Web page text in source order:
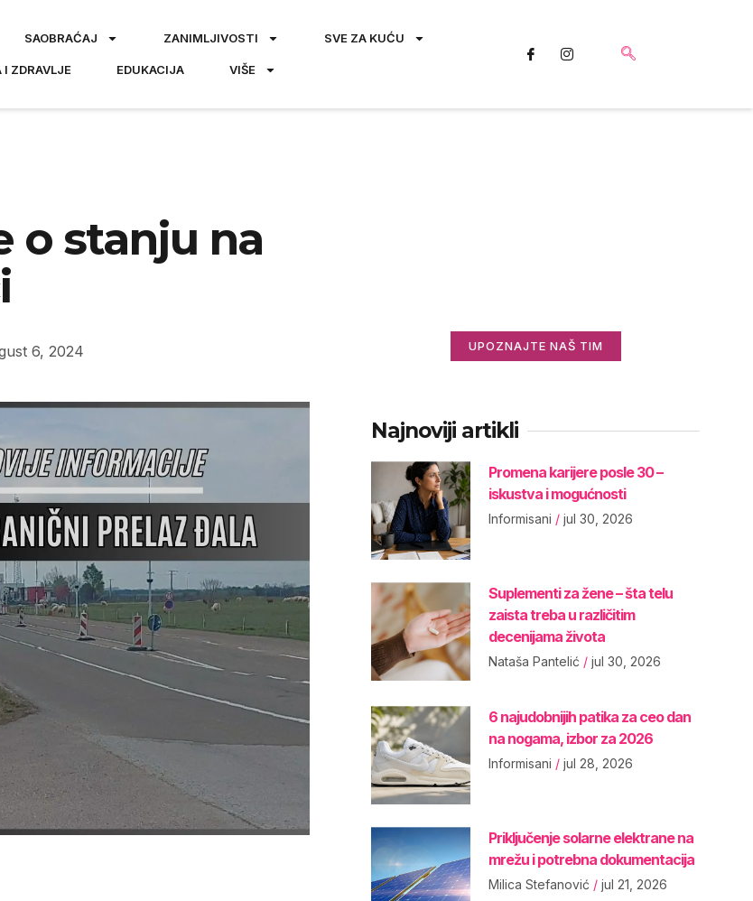
SAOBRAĆAJ ZANIMLJIVOSTI SVE ZA KUĆU
I ZDRAVLJE EDUKACIJA VIŠE
o stanju na
6, 2024 UPOZNAJTE NAŠ TIM
Najnoviji artikli
Promena karijere posle 30 –
iskustva i mogućnosti
Informisani jul 30, 2026
Suplementi za žene – šta telu
zaista treba u različitim
decenijama života
Nataša Pantelić jul 30, 2026
6 najudobnijih patika za ceo dan
na nogama, izbor za 2026
Informisani jul 28, 2026
Priključenje solarne elektrane na
mrežu i potrebna dokumentacija
Milica Stefanović jul 21, 2026